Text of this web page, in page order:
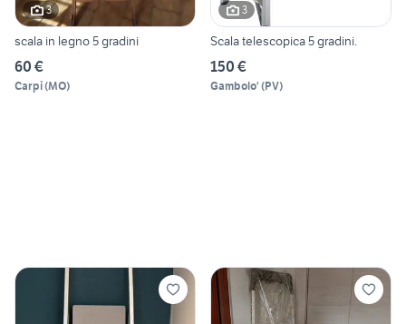
3
scala in legno 5 gradini
60 €
Carpi(MO)
3
Scala telescopica 5 gradini.
150 €
Gambolo' (PV)